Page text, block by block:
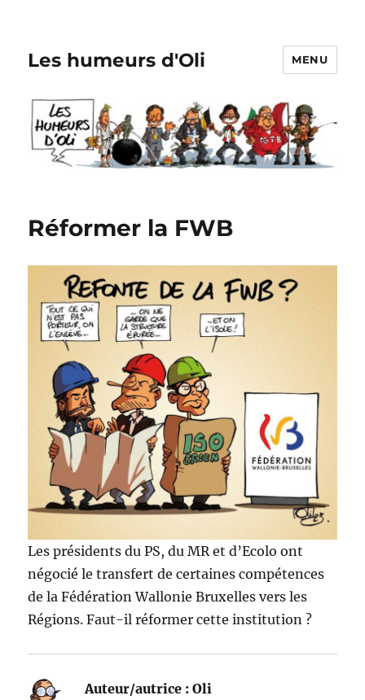
Les humeurs d'Oli MENU
Réformer la FWB
Les présidents du PS, du MR et d’Ecolo ont
négocié le transfert de certaines compétences
de la Fédération Wallonie Bruxelles vers les
Régions. Faut-il réformer cette institution ?
Auteur/autrice : Oli